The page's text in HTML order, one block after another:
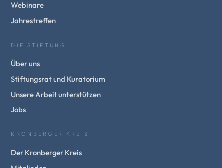
Webinare
Jahrestreffen
DIE STIFTUNG
Über uns
Stiftungsrat und Kuratorium
Unsere Arbeit unterstützen
Jobs
KRONBERGER KREIS
Der Kronberger Kreis